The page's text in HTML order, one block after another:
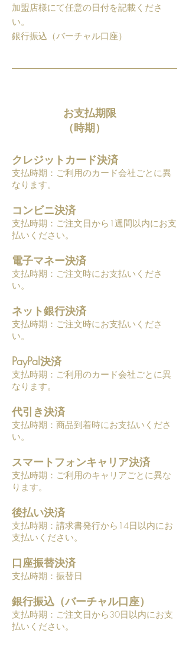
加盟店様にて任意の日付を記載くださ
い。
銀行振込（バーチャル口座）
お支払期限
（時期）
クレジットカード決済
支払時期：ご利用のカード会社ごとに異
なります。
コンビニ決済
支払時期：ご注文日から1週間以内にお支
払いください。
電子マネー決済
支払時期：ご注文時にお支払いくださ
い。
ネット銀行決済
支払時期：ご注文時にお支払いくださ
い。
PayPal決済
支払時期：ご利用のカード会社ごとに異
なります。
代引き決済
支払時期：商品到着時にお支払いくださ
い。
スマートフォンキャリア決済
支払時期：ご利用のキャリアごとに異な
ります。
後払い決済
支払時期：請求書発行から14日以内にお
支払いください。
口座振替決済
支払時期：振替日
銀行振込（バーチャル口座）
支払時期：ご注文日から30日以内にお支
払いください。